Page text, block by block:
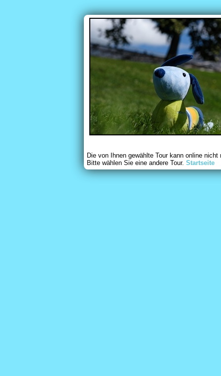
Die von Ihnen gewählte Tour kann online nicht
Bitte wählen Sie eine andere Tour. Startseite